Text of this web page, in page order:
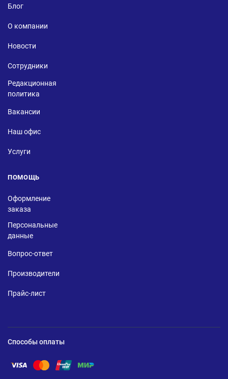
Блог
О компании
Новости
Сотрудники
Редакционная
политика
Вакансии
Наш офис
Услуги
ПОМОЩЬ
Оформление
заказа
Персональные
данные
Вопрос-ответ
Производители
Прайс-лист
Способы оплаты
Помощь по оплате Visa
Помощь по оплате Mastercard
Помощь по оплате UnionPay
Помощь по оплате Мир